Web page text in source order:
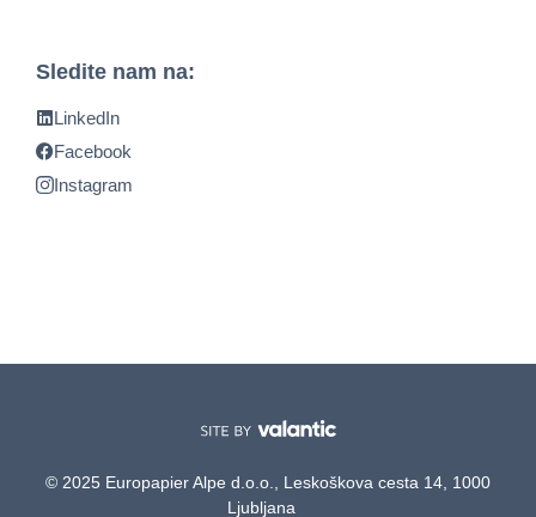
Sledite nam na:
LinkedIn
Facebook
Instagram
© 2025 Europapier Alpe d.o.o., Leskoškova cesta 14, 1000
Ljubljana